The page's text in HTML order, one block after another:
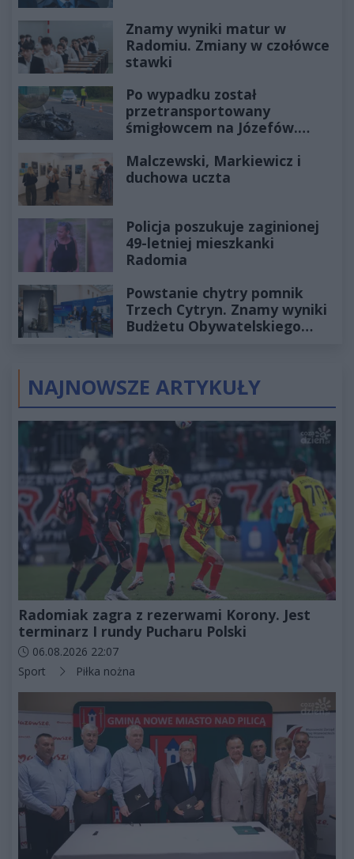
Znamy wyniki matur w
Radomiu. Zmiany w czołówce
stawki
Po wypadku został
przetransportowany
śmigłowcem na Józefów.
Malczewski, Markiewicz i
duchowa uczta
Policja poszukuje zaginionej
49-letniej mieszkanki
Radomia
Powstanie chytry pomnik
Trzech Cytryn. Znamy wyniki
Budżetu Obywatelskiego
NAJNOWSZE ARTYKUŁY
Radomiak zagra z rezerwami Korony. Jest
terminarz I rundy Pucharu Polski
Data dodania artykułu:
06.08.2026 22:07
Kategorie artykułu:
Sport Piłka nożna